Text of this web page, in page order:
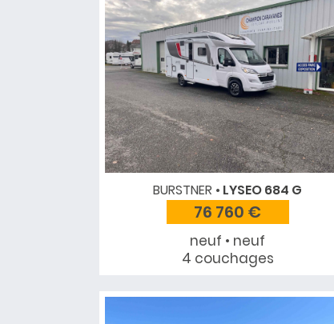
BURSTNER LYSEO 684 G
76 760 €
neuf • neuf
4 couchages